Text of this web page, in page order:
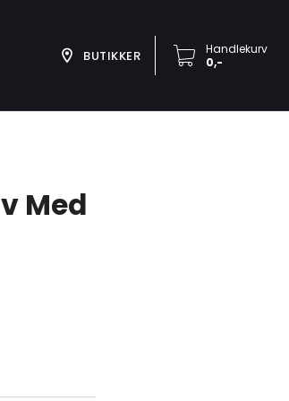
BUTIKKER
Handlekurv
0,-
Med